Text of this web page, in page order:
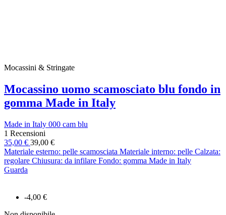
-4,00 €
Mocassini & Stringate
Mocassino uomo scamosciato blu fondo in
gomma Made in Italy
Made in Italy 000 cam blu
1 Recensioni
35,00 € 39,00 €
Materiale esterno: pelle scamosciata Materiale interno: pelle Calzata:
regolare Chiusura: da infilare Fondo: gomma Made in Italy
Guarda